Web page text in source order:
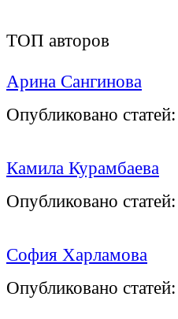
ТОП авторов
Арина Сангинова
Опубликовано статей:
Камила Курамбаева
Опубликовано статей:
София Харламова
Опубликовано статей: